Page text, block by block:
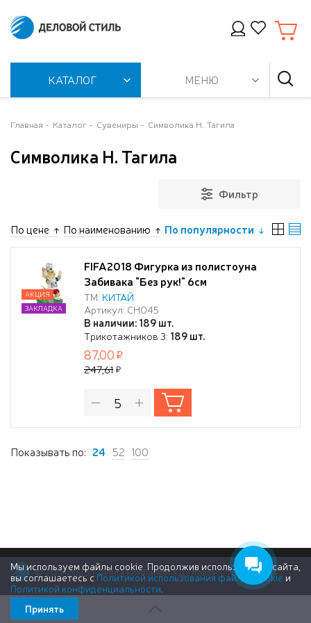
КАТАЛОГ МЕНЮ
Главная Каталог Сувениры Символика Н. Тагила
Символика Н. Тагила
Фильтр
По цене По наименованию По популярности
FIFA2018 Фигурка из полистоуна
Забивака "Без рук!" 6см
ТМ: КИТАЙ
Артикул: СН045
В наличии: 189 шт.
Трикотажников 3: 189 шт.
АКЦИЯ
ЗАКЛАДКА
87,00
247,61
Показывать по: 24 52 100
© 2011-2026 Группа компаний «Деловой Стиль»
Мы используем файлы cookie. Продолжив использование сайта,
вы соглашаетесь с Политикой использования файлов cookie и
Политикой конфиденциальности
Принять